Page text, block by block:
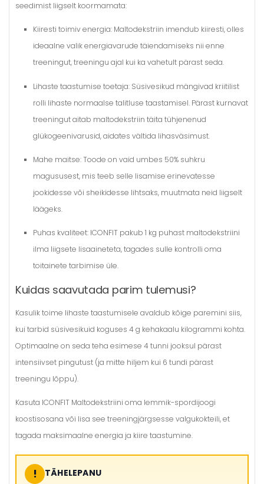
seedimist liigselt koormamata:
Kiiresti toimiv energia: Maltodekstriin imendub kiiresti, olles
ideaalne valik energiavarude täiendamiseks nii enne
treeningut, treeningu ajal kui ka vahetult pärast seda.
Lihaste taastumise toetaja: Süsivesikud mängivad kriitilist
rolli lihaste normaalse talitluse taastamisel. Pärast kurnavat
treeningut aitab maltodekstriin täita tühjenenud
glükogeenivarusid, aidates vältida lihasväsimust.
Mahe maitse:Toode on vaid umbes 50% suhkru
magususest, mis teeb selle lisamise erinevatesse
jookidesse või sheikidesse lihtsaks, muutmata neid liigselt
läägeks.
Puhas kvaliteet: ICONFIT pakub 1 kg puhast maltodekstriini
ilma liigsete lisaaineteta, tagades sulle kontrolli oma
toitainete tarbimise üle.
Kuidas saavutada parim tulemusi?
Kasulik toime lihaste taastumisele avaldub kõige paremini siis,
kui tarbid süsivesikuid koguses 4 g kehakaalu kilogrammi kohta.
Optimaalne on seda teha esimese 4 tunni jooksul pärast
intensiivset pingutust (ja mitte hiljem kui 6 tundi pärast
treeningu lõppu).
Kasuta ICONFIT Maltodekstriini oma lemmik-spordijoogi
koostisosana või lisa see treeningjärgsesse valgukokteili, et
tagada maksimaalne energia ja kiire taastumine.
! TÄHELEPANU